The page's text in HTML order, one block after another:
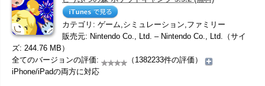
カテゴリ: ゲーム,シミュレーション,ファミリー
販売元: Nintendo Co., Ltd. – Nintendo Co., Ltd.（サイ
ズ: 244.76 MB）
全てのバージョンの評価:
（1382233件の評価）
iPhone/iPadの両方に対応